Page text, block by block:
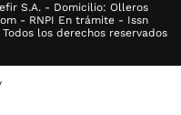
S.A. - Domicilio: Olleros
- RNPI En trámite - Issn
los derechos reservados